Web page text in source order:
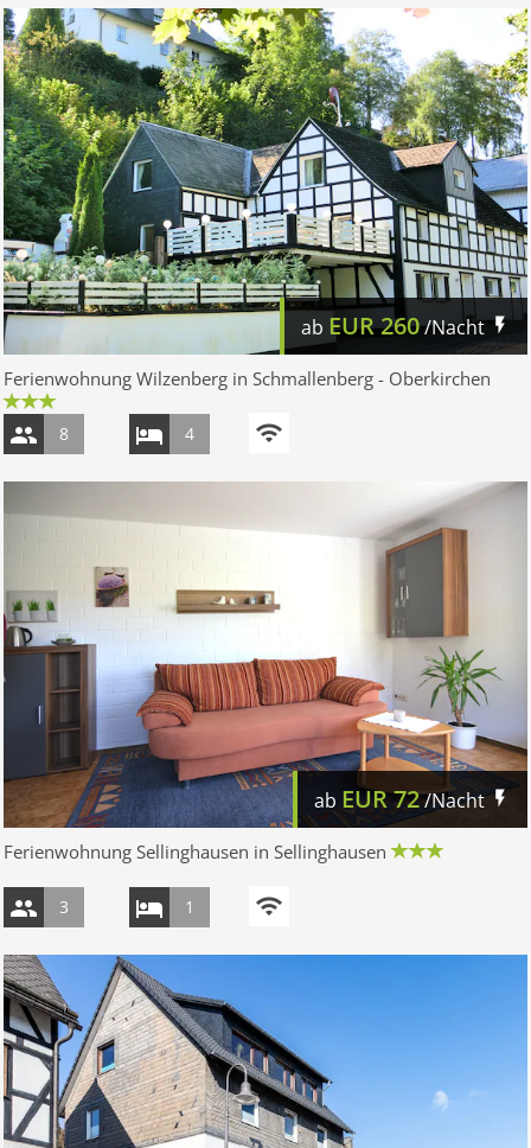
ab EUR260/Nacht
Ferienwohnung Wilzenberg in Schmallenberg - Oberkirchen
8 4
ab EUR72/Nacht
Ferienwohnung Sellinghausen in Sellinghausen
3 1